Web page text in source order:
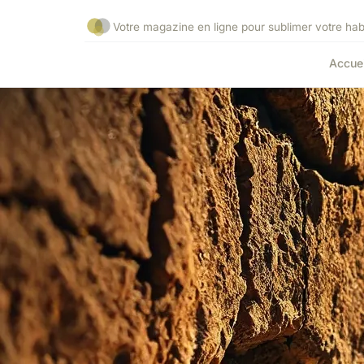
Votre magazine en ligne pour sublimer votre